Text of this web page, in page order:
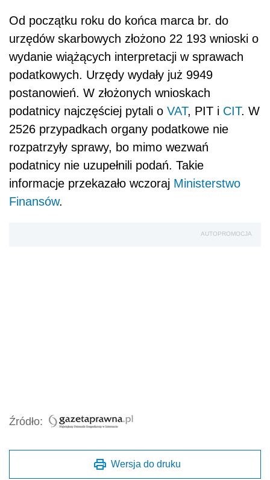
Od początku roku do końca marca br. do
urzędów skarbowych złożono 22 193 wnioski o
wydanie wiążących interpretacji w sprawach
podatkowych. Urzędy wydały już 9949
postanowień. W złożonych wnioskach
podatnicy najczęściej pytali o VAT, PIT i CIT. W
2526 przypadkach organy podatkowe nie
rozpatrzyły sprawy, bo mimo wezwań
podatnicy nie uzupełnili podań. Takie
informacje przekazało wczoraj Ministerstwo
Finansów.
AUTOPROMOCJA
Źródło:
Wersja do druku